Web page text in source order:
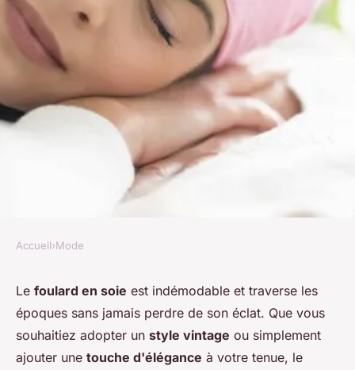
Quel type de foulard en soie
est idéal pour un look vintage
revisité?
Accueil›Mode
Le foulard en soie est indémodable et traverse les
époques sans jamais perdre de son éclat. Que vous
souhaitiez adopter un style vintage ou simplement
ajouter une touche d'élégance à votre tenue, le